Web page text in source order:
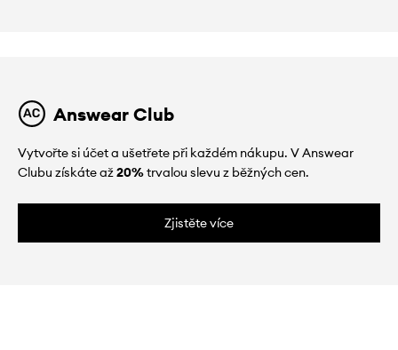
Answear Club
Vytvořte si účet a ušetřete při každém nákupu. V Answear
Clubu získáte až20%trvalou slevu z běžných cen.
Zjistěte více